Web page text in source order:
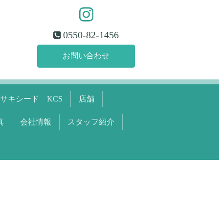
0550-82-1456
お問い合わせ
キシード KCS 店舗
会社情報 スタッフ紹介